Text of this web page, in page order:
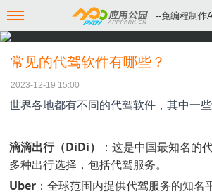
--免编程制作
常见的代驾软件有哪些？
2023-12-19 15:00
世界各地都有不同的代驾软件，其中一
滴滴出行（DiDi）
：这是中国最知名的
多种出行选择，包括代驾服务。
Uber ：全球范围内提供代驾服务的知名